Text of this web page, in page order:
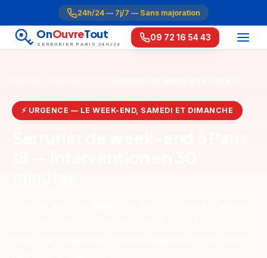
24h/24 — 7j/7 — Sans majoration
OnOuvreTout
SERRURIER PARIS 24H/24
09 72 16 54 43
⚡ URGENCE — LE WEEK-END, SAMEDI ET DIMANCHE